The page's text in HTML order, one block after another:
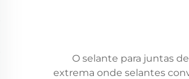
O selante para juntas
extrema onde selantes